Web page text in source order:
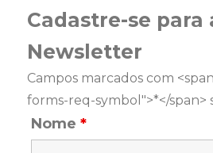
Cadastre-se para
Newsletter
Campos marcados com
forms-req-symbol">*</span>
Nome*